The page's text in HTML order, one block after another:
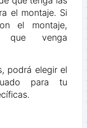
el montaje. Si
el montaje,
que venga
podrá elegir el
para tu